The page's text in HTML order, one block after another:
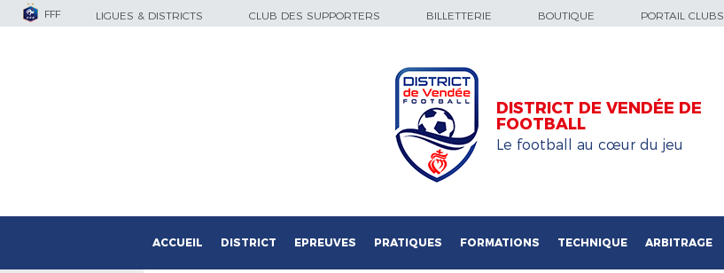
FFF LIGUES & DISTRICTS CLUB DES SUPPORTERS BILLETTERIE BOUTIQUE PORTAIL CLUBS
DISTRICT DE VENDÉE DE
FOOTBALL
Le football au cœur du jeu
ACCUEIL DISTRICT EPREUVES PRATIQUES FORMATIONS TECHNIQUE ARBITRAGE